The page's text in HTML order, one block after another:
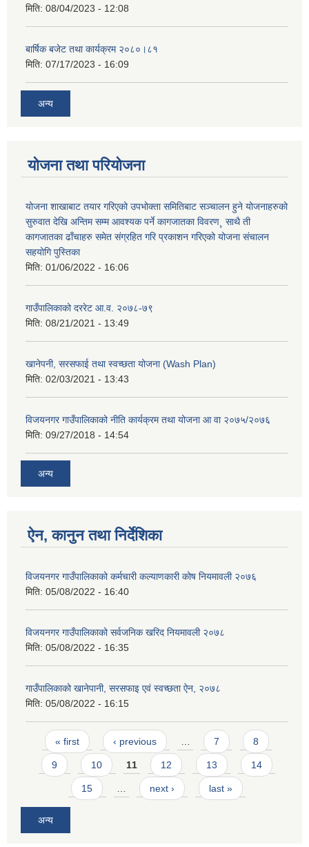
मिति: 08/04/2023 - 12:08
बार्षिक बजेट तथा कार्यक्रम २०८०।८१
मिति: 07/17/2023 - 16:09
अन्य
योजना तथा परियोजना
योजना शाखाबाट तयार गरिएको उपभोक्ता समितिबाट सञ्चालन हुने योजनाहरुको
सुरुवात देखि अन्तिम सम्म आवश्यक पर्ने कागजातका विवरण¸ साथै ती
कागजातका ढाँचाहरु समेत संग्रहित गरि प्रकाशन गरिएको योजना संचालन
सहयोगि पुस्तिका
मिति: 01/06/2022 - 16:06
गाउँपालिकाको दररेट आ.व. २०७८-७९
मिति: 08/21/2021 - 13:49
खानेपनी, सरसफाई तथा स्वच्छता योजना (Wash Plan)
मिति: 02/03/2021 - 13:43
विजयनगर गाउँपालिकाको नीति कार्यक्रम तथा योजना आ वा २०७५/२०७६
मिति: 09/27/2018 - 14:54
अन्य
ऐन, कानुन तथा निर्देशिका
विजयनगर गाउँपालिकाको कर्मचारी कल्याणकारी कोष नियमावली २०७६
मिति: 05/08/2022 - 16:40
विजयनगर गाउँपालिकाको सर्वजनिक खरिद नियमावली २०७८
मिति: 05/08/2022 - 16:35
गाउँपालिकाको खानेपानी, सरसफाइ एवं स्वच्छता ऐन, २०७८
मिति: 05/08/2022 - 16:15
Pages
« first ‹ previous 7 8
9 10 11 12 13 14
15 next › last »
अन्य